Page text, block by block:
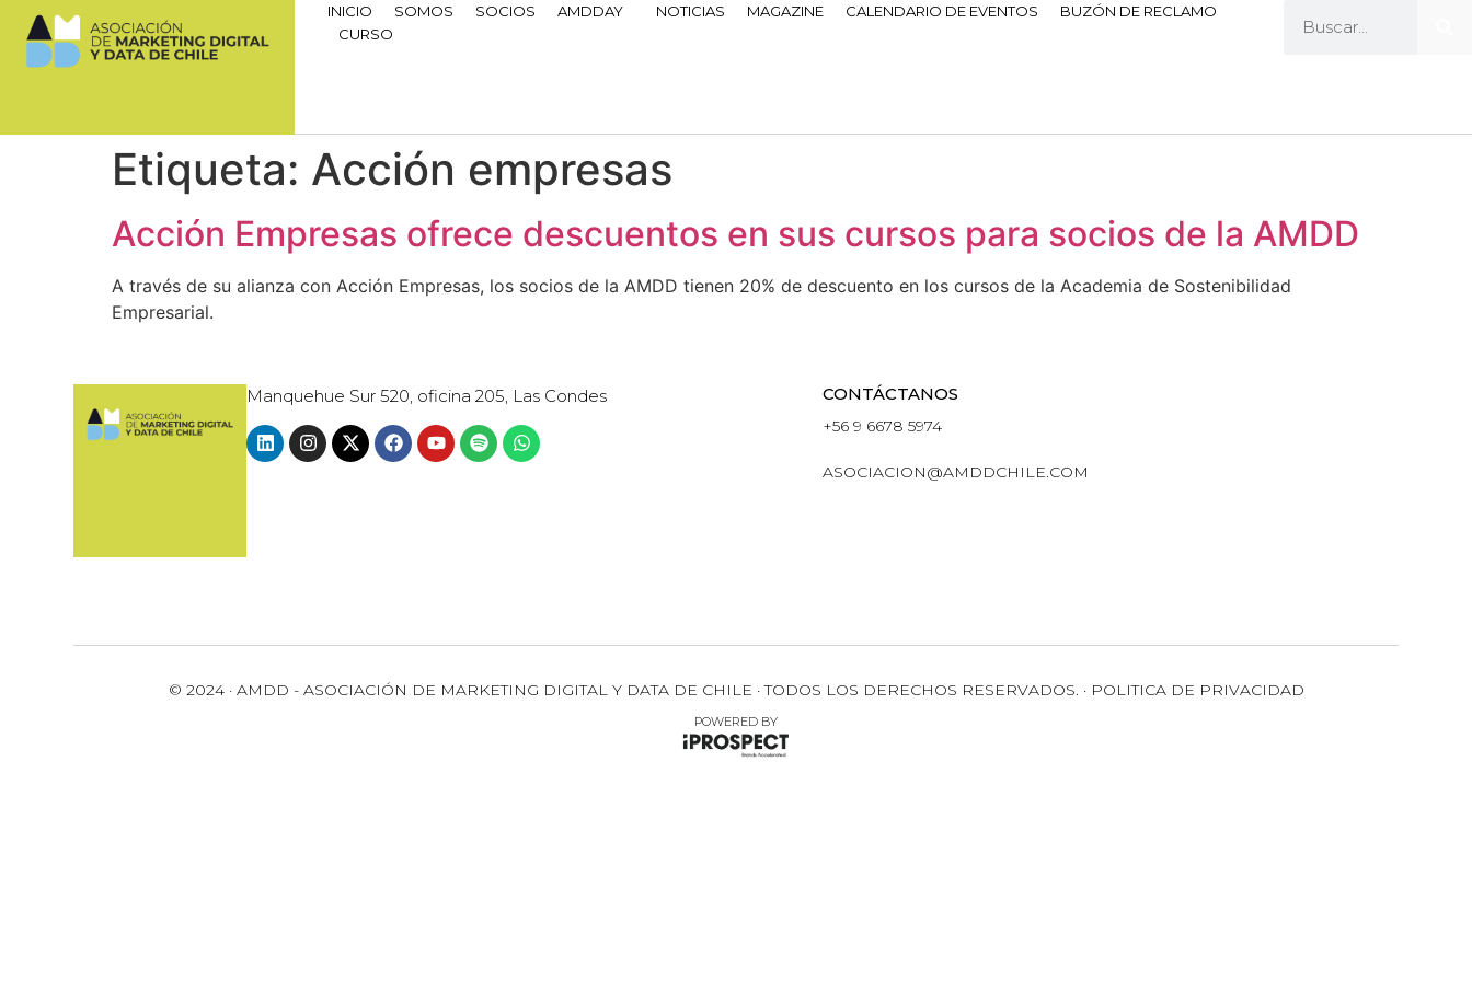
INICIO SOMOS SOCIOS AMDDAY NOTICIAS MAGAZINE CALENDARIO DE EVENTOS
BUZÓN DE RECLAMO
CURSO
Etiqueta: Acción empresas
Acción Empresas ofrece descuentos en sus cursos para socios de la AMDD
A través de su alianza con Acción Empresas, los socios de la AMDD tienen 20% de descuento en los cursos de la Academia de Sostenibilidad
Empresarial.
Manquehue Sur 520, oficina 205, Las Condes CONTÁCTANOS
+56 9 6678 5974
ASOCIACION@AMDDCHILE.COM
© 2024 · AMDD - ASOCIACIÓN DE MARKETING DIGITAL Y DATA DE CHILE · TODOS LOS DERECHOS RESERVADOS. · POLITICA DE PRIVACIDAD
POWERED BY